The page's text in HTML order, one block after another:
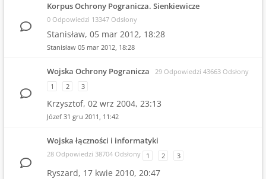
Korpus Ochrony Pogranicza. Sienkiewicze
0 Odpowiedzi 13347 Odsłony
Stanisław, 05 mar 2012, 18:28
Stanisław 05 mar 2012, 18:28
Wojska Ochrony Pogranicza
29 Odpowiedzi 43663 Odsłony
1
2 3
Krzysztof, 02 wrz 2004, 23:13
Józef 31 gru 2011, 11:42
Wojska łączności i informatyki
28 Odpowiedzi 38704 Odsłony 1 2 3
Ryszard, 17 kwie 2010, 20:47